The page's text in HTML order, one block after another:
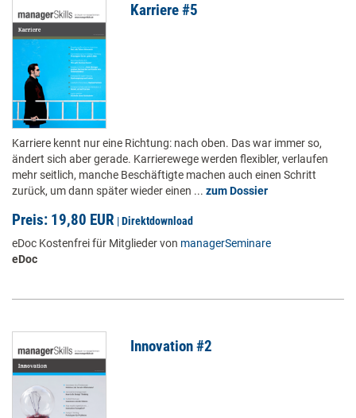
Karriere #5
Karriere kennt nur eine Richtung: nach oben. Das war immer so,
ändert sich aber gerade. Karrierewege werden flexibler, verlaufen
mehr seitlich, manche Beschäftigte machen auch einen Schritt
zurück, um dann später wieder einen ... zum Dossier
Preis: 19,80 EUR |Direktdownload
eDoc Kostenfrei für Mitglieder von managerSeminare
eDoc
Innovation #2